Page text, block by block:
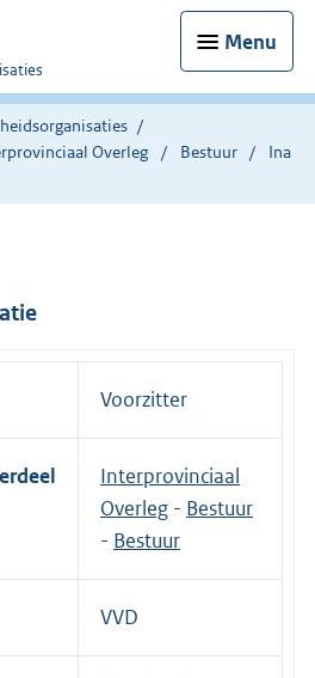
Menu
Overleg Bestuur
Ina
Voorzitter
Interprovinciaal
Overleg - Bestuur
- Bestuur
VVD